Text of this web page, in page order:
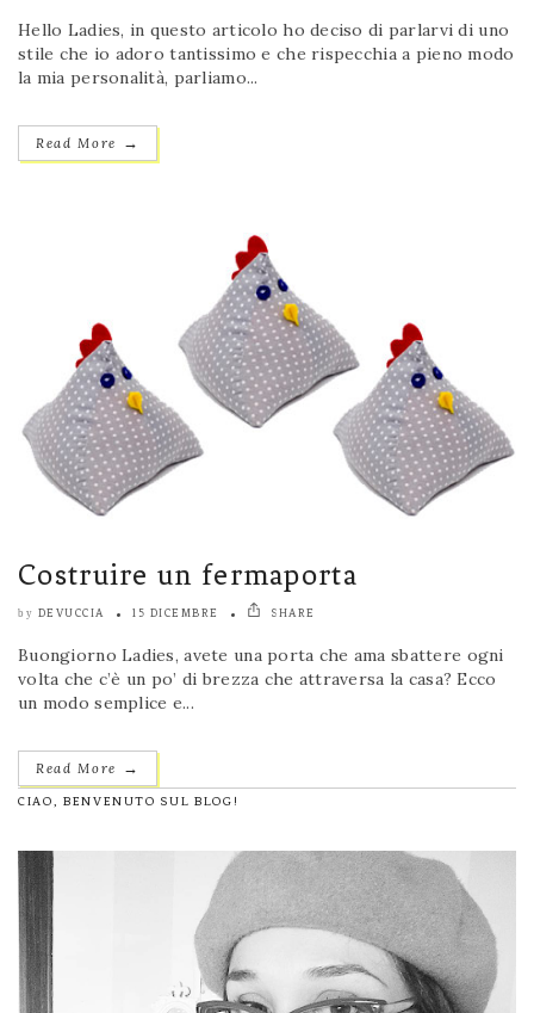
Hello Ladies, in questo articolo ho deciso di parlarvi di uno
stile che io adoro tantissimo e che rispecchia a pieno modo
la mia personalità, parliamo...
Read More →
Costruire un fermaporta
by DEVUCCIA 15 DICEMBRE SHARE
Buongiorno Ladies, avete una porta che ama sbattere ogni
volta che c’è un po’ di brezza che attraversa la casa? Ecco
un modo semplice e...
Read More →
CIAO, BENVENUTO SUL BLOG!